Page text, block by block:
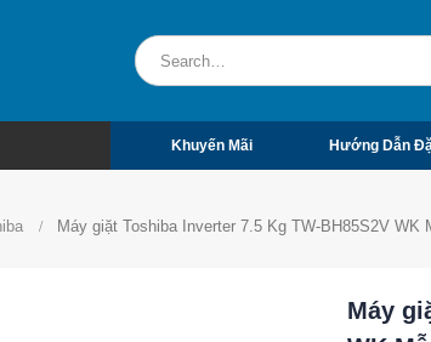
Khuyến Mãi Hướng Dẫn
Máy giặt Toshiba Inverter 7.5 Kg TW-BH85S2V WK
Máy